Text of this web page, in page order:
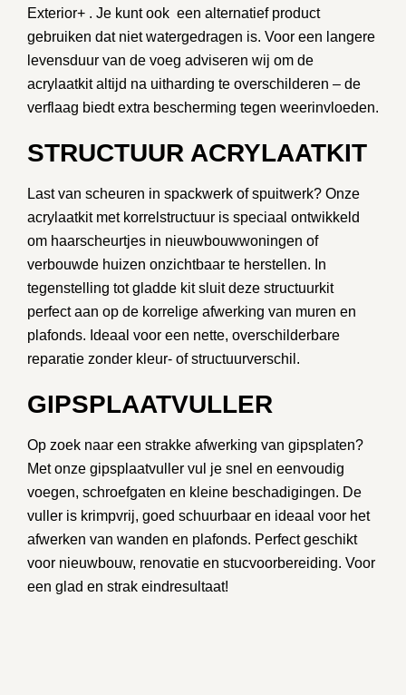
Exterior+ . Je kunt ook een alternatief product
gebruiken dat niet watergedragen is. Voor een langere
levensduur van de voeg adviseren wij om de
acrylaatkit altijd na uitharding te overschilderen – de
verflaag biedt extra bescherming tegen weerinvloeden.
STRUCTUUR ACRYLAATKIT
Last van scheuren in spackwerk of spuitwerk? Onze
acrylaatkit met korrelstructuur is speciaal ontwikkeld
om haarscheurtjes in nieuwbouwwoningen of
verbouwde huizen onzichtbaar te herstellen. In
tegenstelling tot gladde kit sluit deze structuurkit
perfect aan op de korrelige afwerking van muren en
plafonds. Ideaal voor een nette, overschilderbare
reparatie zonder kleur- of structuurverschil.
GIPSPLAATVULLER
Op zoek naar een strakke afwerking van gipsplaten?
Met onze gipsplaatvuller vul je snel en eenvoudig
voegen, schroefgaten en kleine beschadigingen. De
vuller is krimpvrij, goed schuurbaar en ideaal voor het
afwerken van wanden en plafonds. Perfect geschikt
voor nieuwbouw, renovatie en stucvoorbereiding. Voor
een glad en strak eindresultaat!